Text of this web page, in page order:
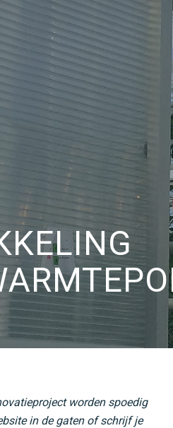
worden spoedig
in de gaten of schrijf je